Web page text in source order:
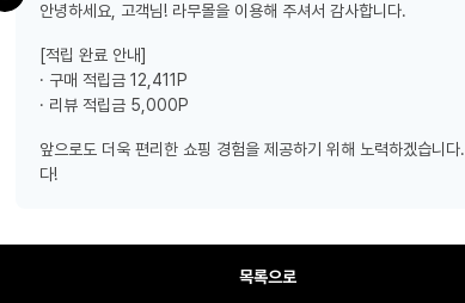
안녕하세요, 고객님! 라무몰을 이용해 주셔서 감사합니다.
[적립 완료 안내]
· 구매 적립금 12,411P
· 리뷰 적립금 5,000P
앞으로도 더욱 편리한 쇼핑 경험을 제공하기 위해 노력하겠습니다
다!
목록으로